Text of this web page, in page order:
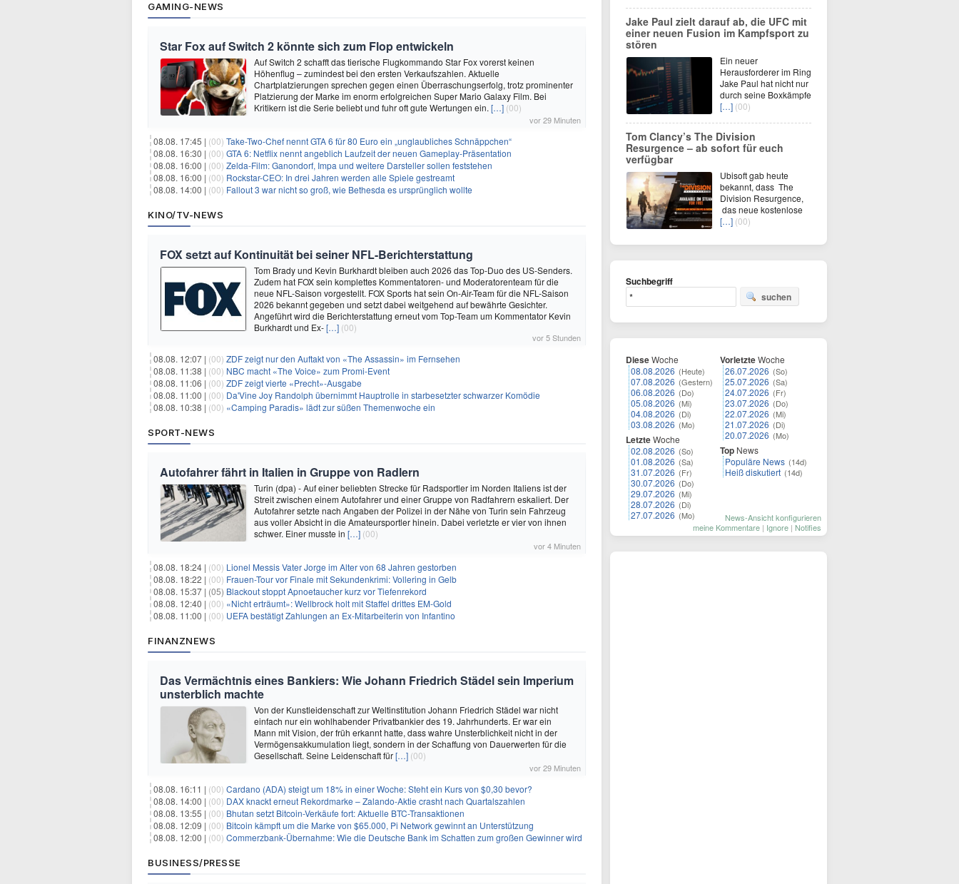
GAMING-NEWS
Star Fox auf Switch 2 könnte sich zum Flop entwickeln
Auf Switch 2 schafft das tierische Flugkommando Star Fox vorerst keinen
Höhenflug – zumindest bei den ersten Verkaufszahlen. Aktuelle
Chartplatzierungen sprechen gegen einen Überraschungserfolg, trotz prominenter
Platzierung der Marke im enorm erfolgreichen Super Mario Galaxy Film. Bei
Kritikern ist die Serie beliebt und fuhr oft gute Wertungen ein. […] (00)
vor 29 Minuten
08.08. 17:45 | (00) Take-Two-Chef nennt GTA 6 für 80 Euro ein „unglaubliches Schnäppchen“
08.08. 16:30 | (00) GTA 6: Netflix nennt angeblich Laufzeit der neuen Gameplay-Präsentation
08.08. 16:00 | (00) Zelda-Film: Ganondorf, Impa und weitere Darsteller sollen feststehen
08.08. 16:00 | (00) Rockstar-CEO: In drei Jahren werden alle Spiele gestreamt
08.08. 14:00 | (00) Fallout 3 war nicht so groß, wie Bethesda es ursprünglich wollte
KINO/TV-NEWS
FOX setzt auf Kontinuität bei seiner NFL-Berichterstattung
Tom Brady und Kevin Burkhardt bleiben auch 2026 das Top-Duo des US-Senders.
Zudem hat FOX sein komplettes Kommentatoren- und Moderatorenteam für die
neue NFL-Saison vorgestellt. FOX Sports hat sein On-Air-Team für die NFL-Saison
2026 bekannt gegeben und setzt dabei weitgehend auf bewährte Gesichter.
Angeführt wird die Berichterstattung erneut vom Top-Team um Kommentator Kevin
Burkhardt und Ex-[…] (00)
vor 5 Stunden
08.08. 12:07 | (00) ZDF zeigt nur den Auftakt von «The Assassin» im Fernsehen
08.08. 11:38 | (00) NBC macht «The Voice» zum Promi-Event
08.08. 11:06 | (00) ZDF zeigt vierte «Precht»-Ausgabe
08.08. 11:00 | (00) Da'Vine Joy Randolph übernimmt Hauptrolle in starbesetzter schwarzer Komödie
08.08. 10:38 | (00) «Camping Paradis» lädt zur süßen Themenwoche ein
SPORT-NEWS
Autofahrer fährt in Italien in Gruppe von Radlern
Turin (dpa) - Auf einer beliebten Strecke für Radsportler im Norden Italiens ist der
Streit zwischen einem Autofahrer und einer Gruppe von Radfahrern eskaliert. Der
Autofahrer setzte nach Angaben der Polizei in der Nähe von Turin sein Fahrzeug
aus voller Absicht in die Amateursportler hinein. Dabei verletzte er vier von ihnen
schwer. Einer musste in […] (00)
vor 4 Minuten
08.08. 18:24 | (00) Lionel Messis Vater Jorge im Alter von 68 Jahren gestorben
08.08. 18:22 | (00) Frauen-Tour vor Finale mit Sekundenkrimi: Vollering in Gelb
08.08. 15:37 | (05) Blackout stoppt Apnoetaucher kurz vor Tiefenrekord
08.08. 12:40 | (00) «Nicht erträumt»: Wellbrock holt mit Staffel drittes EM-Gold
08.08. 11:00 | (00) UEFA bestätigt Zahlungen an Ex-Mitarbeiterin von Infantino
FINANZNEWS
Das Vermächtnis eines Bankiers: Wie Johann Friedrich Städel sein Imperium
unsterblich machte
Von der Kunstleidenschaft zur Weltinstitution Johann Friedrich Städel war nicht
einfach nur ein wohlhabender Privatbankier des 19. Jahrhunderts. Er war ein
Mann mit Vision, der früh erkannt hatte, dass wahre Unsterblichkeit nicht in der
Vermögensakkumulation liegt, sondern in der Schaffung von Dauerwerten für die
Gesellschaft. Seine Leidenschaft für[…] (00)
vor 29 Minuten
08.08. 16:11 | (00) Cardano (ADA) steigt um 18% in einer Woche: Steht ein Kurs von $0,30 bevor?
08.08. 14:00 | (00) DAX knackt erneut Rekordmarke – Zalando-Aktie crasht nach Quartalszahlen
08.08. 13:55 | (00) Bhutan setzt Bitcoin-Verkäufe fort: Aktuelle BTC-Transaktionen
08.08. 12:09 | (00) Bitcoin kämpft um die Marke von $65.000, Pi Network gewinnt an Unterstützung
08.08. 12:00 | (00) Commerzbank-Übernahme: Wie die Deutsche Bank im Schatten zum großen Gewinner wird
BUSINESS/PRESSE
Jake Paul zielt darauf ab, die UFC mit
einer neuen Fusion im Kampfsport zu
stören
Ein neuer
Herausforderer im Ring
Jake Paul hat nicht nur
durch seine Boxkämpfe
[…] (00)
Tom Clancy’s The Division
Resurgence – ab sofort für euch
verfügbar
Ubisoft gab heute
bekannt, dass The
Division Resurgence,
das neue kostenlose
[…] (00)
Suchbegriff
suchen
DieseWoche
08.08.2026 (Heute)
07.08.2026 (Gestern)
06.08.2026 (Do)
05.08.2026 (Mi)
04.08.2026 (Di)
03.08.2026 (Mo)
LetzteWoche
02.08.2026 (So)
01.08.2026 (Sa)
31.07.2026 (Fr)
30.07.2026 (Do)
29.07.2026 (Mi)
28.07.2026 (Di)
27.07.2026 (Mo)
VorletzteWoche
26.07.2026 (So)
25.07.2026 (Sa)
24.07.2026 (Fr)
23.07.2026 (Do)
22.07.2026 (Mi)
21.07.2026 (Di)
20.07.2026 (Mo)
Top News
Populäre News (14d)
Heiß diskutiert (14d)
News-Ansicht konfigurieren
meine Kommentare | Ignore | Notifies